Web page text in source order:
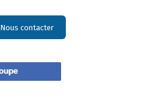
Nous contacter